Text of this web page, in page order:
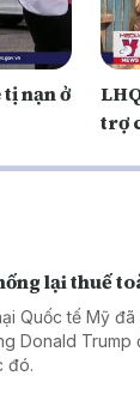
nạn ở
trợ
lại thuế
Quốc tế Mỹ
Donald
đó.